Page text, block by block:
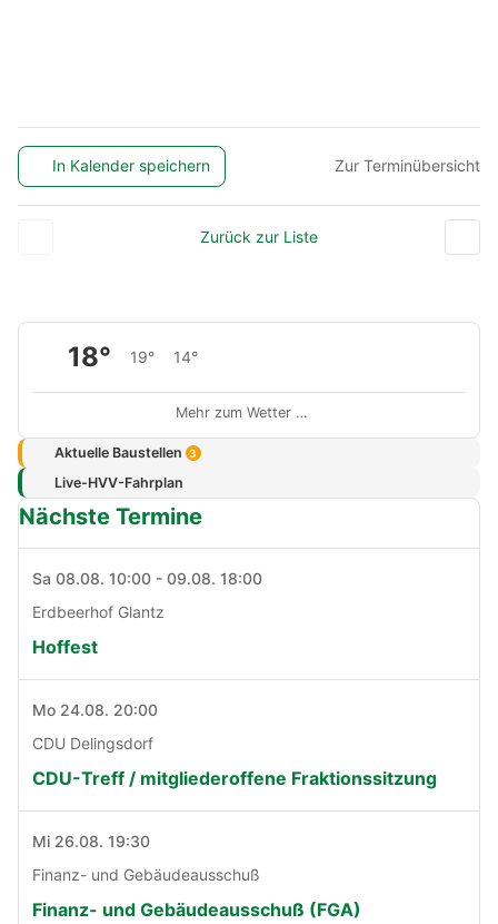
In Kalender speichern Zur Terminübersicht
Zurück zur Liste
18° 19° 14°
Mehr zum Wetter …
Aktuelle Baustellen 3
Live-HVV-Fahrplan
Nächste Termine
Sa 08.08. 10:00 - 09.08. 18:00
Erdbeerhof Glantz
Hoffest
Mo 24.08. 20:00
CDU Delingsdorf
CDU-Treff / mitgliederoffene Fraktionssitzung
Mi 26.08. 19:30
Finanz- und Gebäudeausschuß
Finanz- und Gebäudeausschuß (FGA)